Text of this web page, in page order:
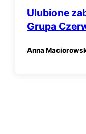
Ulubione
Grupa
Anna